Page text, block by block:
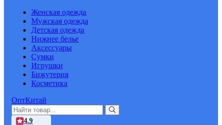
Женская одежда
Мужская одежда
Детская одежда
Нижнее белье
Аксессуары
Сумки
Игрушки
Бижутерия
Косметика
ОптКитай
4.9